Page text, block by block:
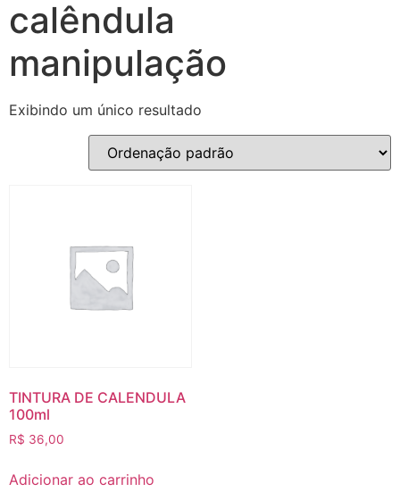
calêndula
manipulação
Exibindo um único resultado
TINTURA DE CALENDULA
100ml
R$ 36,00
Adicionar ao carrinho